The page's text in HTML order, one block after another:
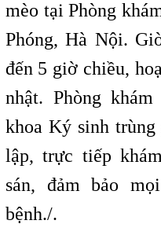
mèo tại Phòng
Phóng, Hà Nội.
đến 5 giờ chiều,
nhật. Phòng
khoa Ký sinh
lập, trực tiếp
sán, đảm bảo
bệnh./.